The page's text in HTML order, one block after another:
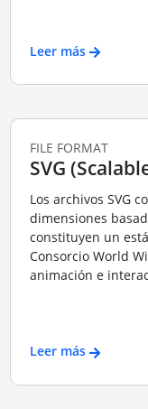
Leer más
FILE FORMAT
SVG
Los archivos SVG
dimensiones
constituyen un
Consorcio World
animación e
Leer más